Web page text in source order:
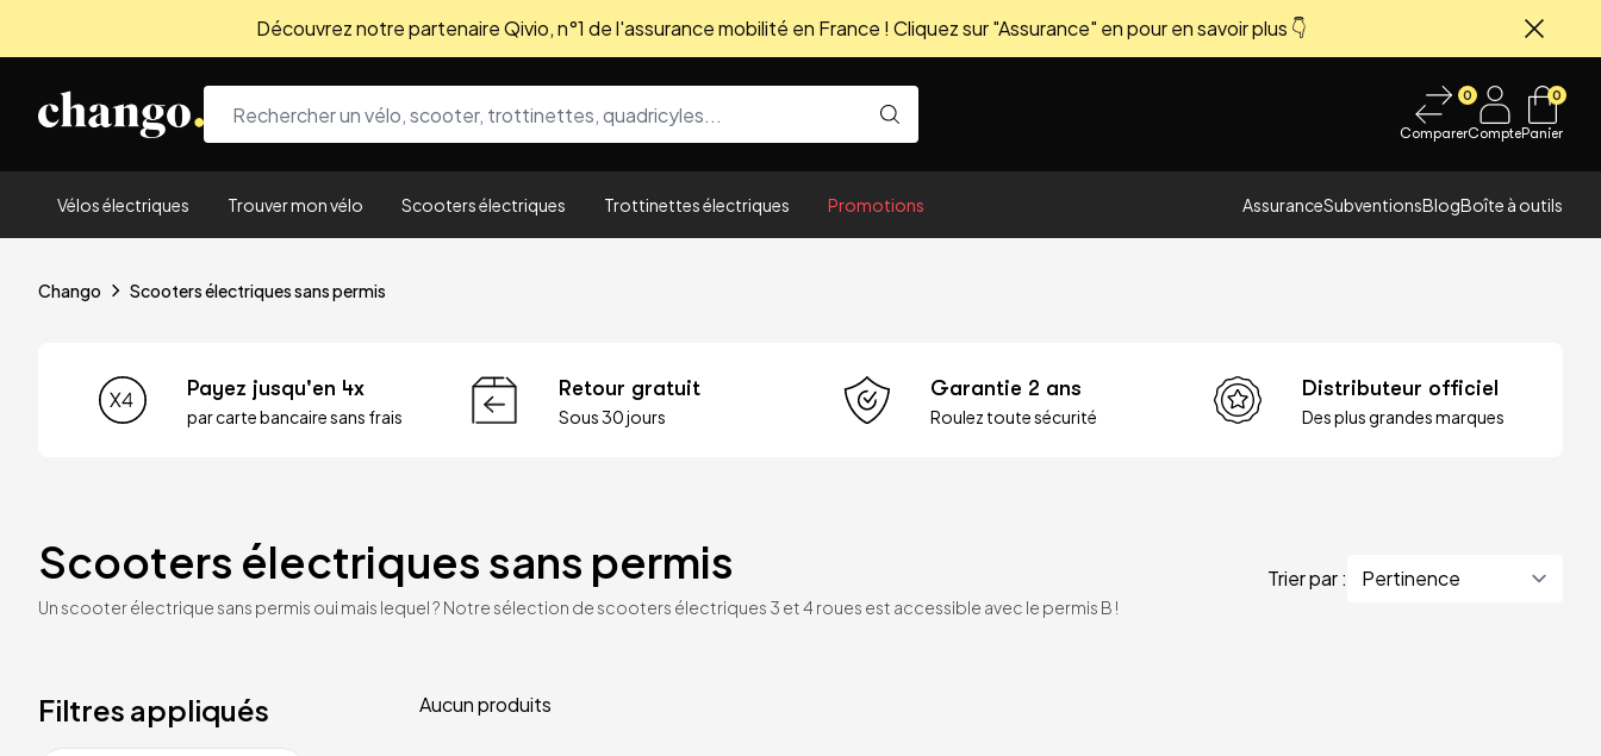
Découvrez notre partenaire Qivio, n°1 de l'assurance mobilité en France ! Cliquez sur "Assurance" en pour en savoir plus 👇
0
ComparerCompte
0
Panier
Vélos électriques Trouver mon vélo Scooters électriques Trottinettes électriques Promotions AssuranceSubventionsBlogBoîte à outils
Chango Scooters électriques sans permis
Payez jusqu'en 4x
par carte bancaire sans frais
Retour gratuit
Sous 30 jours
Garantie 2 ans
Roulez toute sécurité
Distributeur officiel
Des plus grandes marques
Scooters électriques sans permis
Un scooter électrique sans permis oui mais lequel ? Notre sélection de scooters électriques 3 et 4 roues est accessible avec le permis B !
Trier par :
Filtres appliqués Aucun produits